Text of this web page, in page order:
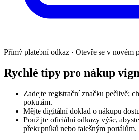
Přímý platební odkaz · Otevře se v novém
Rychlé tipy pro nákup
Zadejte registrační značku pečlivě;
pokutám.
Mějte digitální doklad o nákupu
Použijte oficiální odkazy výše,
překupníků nebo falešným portálům.